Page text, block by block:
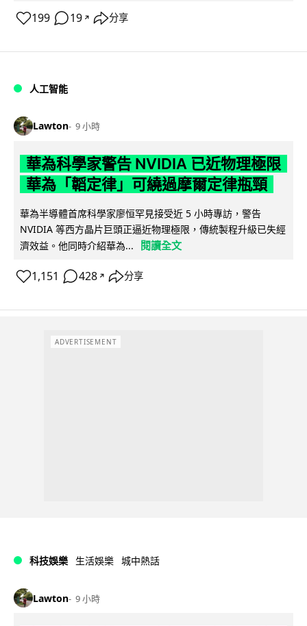
199 19 ↗ 分享
人工智能
Lawton 9 小時
華為科學家警告 NVIDIA 已近物理極限
華為「韜定律」可繞過摩爾定律瓶頸
華為半導體首席科學家廖恒罕見接受近 5 小時專訪，警告
NVIDIA 等西方晶片巨頭正逼近物理極限，傳統製程升級已失經
濟效益。他同時介紹華為...
閱讀全文
1,151 428 ↗ 分享
ADVERTISEMENT
科技娛樂 生活娛樂 城中熱話
Lawton 9 小時